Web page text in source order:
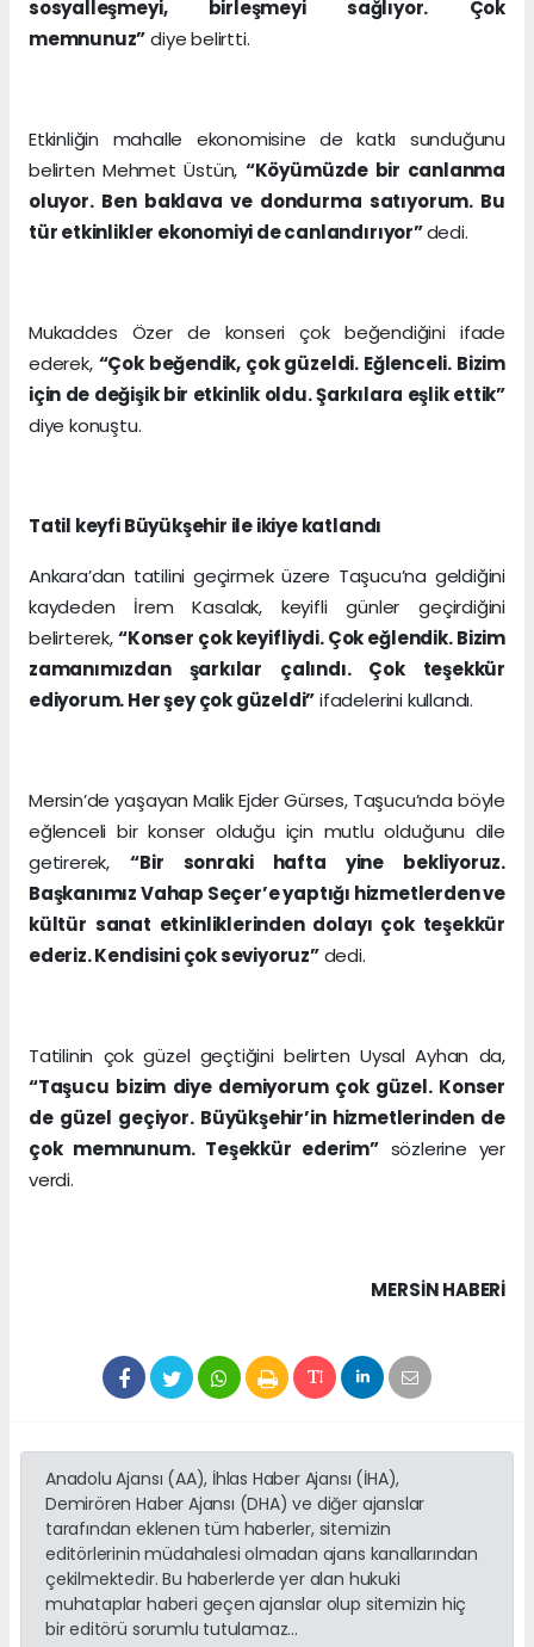
sosyalleşmeyi, birleşmeyi sağlıyor. Çok
memnunuz”diye belirtti.
Etkinliğin mahalle ekonomisine de katkı sunduğunu
belirten Mehmet Üstün, “Köyümüzde bir canlanma
oluyor. Ben baklava ve dondurma satıyorum. Bu
tür etkinlikler ekonomiyi de canlandırıyor”dedi.
Mukaddes Özer de konseri çok beğendiğini ifade
ederek, “Çok beğendik, çok güzeldi. Eğlenceli. Bizim
için de değişik bir etkinlik oldu. Şarkılara eşlik ettik”
diye konuştu.
Tatil keyfi Büyükşehir ile ikiye katlandı
Ankara’dan tatilini geçirmek üzere Taşucu’na geldiğini
kaydeden İrem Kasalak, keyifli günler geçirdiğini
belirterek,“Konser çok keyifliydi. Çok eğlendik. Bizim
zamanımızdan şarkılar çalındı. Çok teşekkür
ediyorum. Her şey çok güzeldi”ifadelerini kullandı.
Mersin’de yaşayan Malik Ejder Gürses, Taşucu’nda böyle
eğlenceli bir konser olduğu için mutlu olduğunu dile
getirerek,“Bir sonraki hafta yine bekliyoruz.
Başkanımız Vahap Seçer’e yaptığı hizmetlerden ve
kültür sanat etkinliklerinden dolayı çok teşekkür
ederiz. Kendisini çok seviyoruz”dedi.
Tatilinin çok güzel geçtiğini belirten Uysal Ayhan da,
“Taşucu bizim diye demiyorum çok güzel. Konser
de güzel geçiyor. Büyükşehir’in hizmetlerinden de
çok memnunum. Teşekkür ederim”sözlerine yer
verdi.
MERSIN HABERİ
Anadolu Ajansı (AA), İhlas Haber Ajansı (İHA),
Demirören Haber Ajansı (DHA) ve diğer ajanslar
tarafından eklenen tüm haberler, sitemizin
editörlerinin müdahalesi olmadan ajans kanallarından
çekilmektedir. Bu haberlerde yer alan hukuki
muhataplar haberi geçen ajanslar olup sitemizin hiç
bir editörü sorumlu tutulamaz...